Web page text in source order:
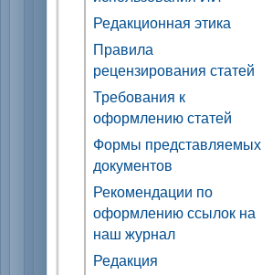
Редакционная этика
Правила
рецензирования статей
Требования к
оформлению статей
Формы представляемых
документов
Рекомендации по
оформлению ссылок на
наш журнал
Редакция